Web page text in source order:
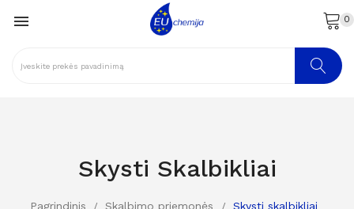
 0
Skysti Skalbikliai
Pagrindinis Skalbimo priemonės Skysti skalbikliai